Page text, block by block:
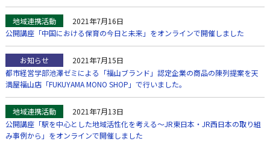
地域連携活動
2021年7月16日
公開講座「中国における保育の今日と未来」をオンラインで開催しました
お知らせ
2021年7月15日
都市経営学部池澤ゼミによる「福山ブランド」認定企業の商品の陳列提案を天
満屋福山店「FUKUYAMA MONO SHOP」で行いました。
地域連携活動
2021年7月13日
公開講座「駅を中心とした地域活性化を考える～JR東日本・JR西日本の取り組
み事例から」をオンラインで開催しました